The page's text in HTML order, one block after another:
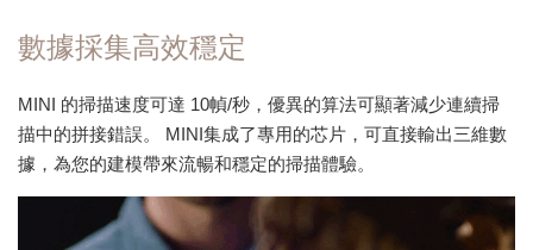
數據採集高效穩定
MINI 的掃描速度可達 10幀/秒，優異的算法可顯著減少連續掃
描中的拼接錯誤。 MINI集成了專用的芯片，可直接輸出三維數
據，為您的建模帶來流暢和穩定的掃描體驗。